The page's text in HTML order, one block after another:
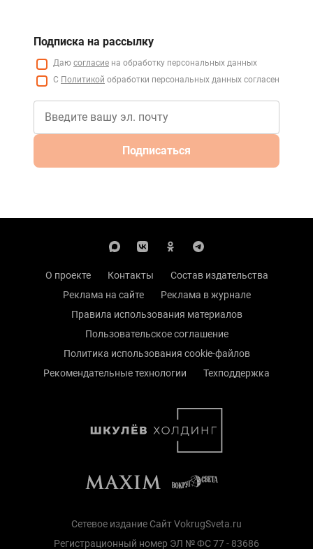
Подписка на рассылку
Даю согласие на обработку персональных данных
С Политикой обработки персональных данных согласен
Подписаться
О проекте Контакты
Состав издательства
Реклама на сайте
Реклама в журнале
Правила использования материалов
Пользовательское соглашение
Политика использования cookie-файлов
Рекомендательные технологии
Техподдержка
Сетевое издание Сайт VokrugSveta.ru
Регистрационный номер ЭЛ № ФС 77 - 83686